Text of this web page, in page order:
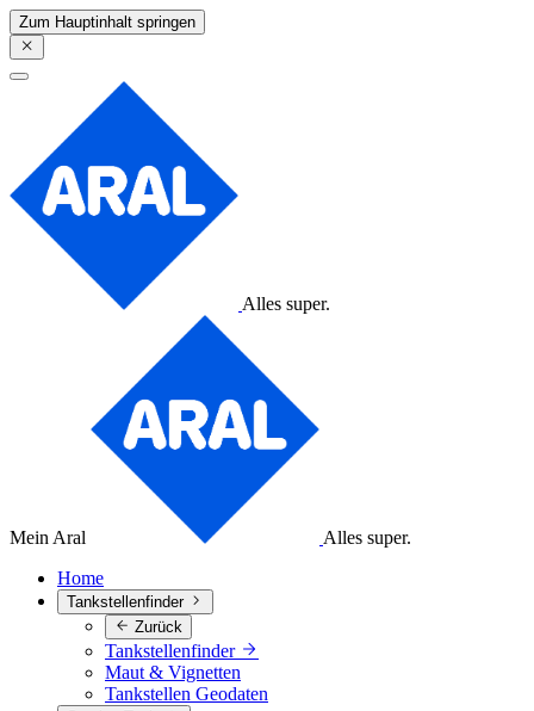
Zum Hauptinhalt springen
Alles super.
Mein Aral
Alles super.
Home
Tankstellenfinder
Zurück
Tankstellenfinder
Maut & Vignetten
Tankstellen Geodaten